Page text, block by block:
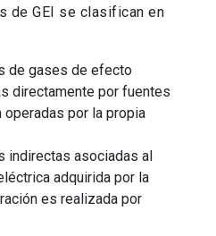
de GEI se clasifican en
de gases de efecto
directamente por fuentes
por la propia
indirectas asociadas al
adquirida por la
es realizada por